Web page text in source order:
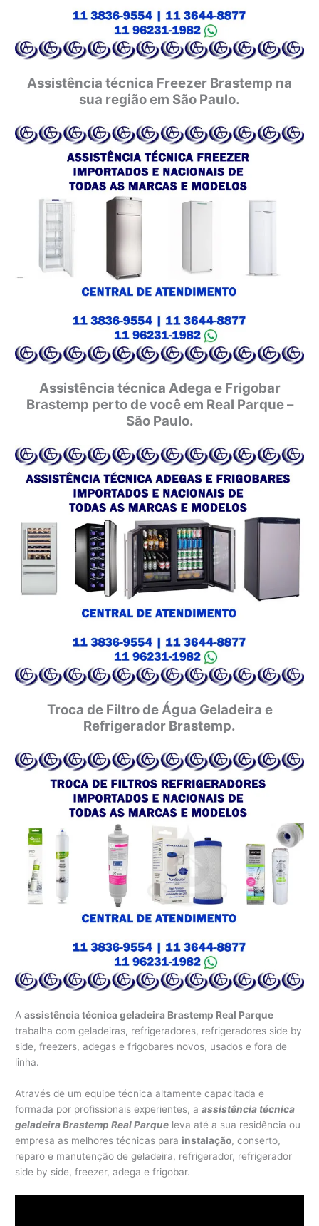
Assistência técnica Freezer Brastemp na
sua região em São Paulo.
Assistência técnica Adega e Frigobar
Brastemp perto de você em Real Parque –
São Paulo.
Troca de Filtro de Água Geladeira e
Refrigerador Brastemp.
Aassistência técnica geladeira Brastemp Real Parque
trabalha com geladeiras, refrigeradores, refrigeradores side by
side, freezers, adegas e frigobares novos, usados e fora de
linha.
Através de um equipe técnica altamente capacitada e
formada por profissionais experientes, aassistência técnica
geladeira Brastemp Real Parque leva até a sua residência ou
empresa as melhores técnicas para instalação, conserto,
reparo e manutenção de geladeira, refrigerador, refrigerador
side by side, freezer, adega e frigobar.